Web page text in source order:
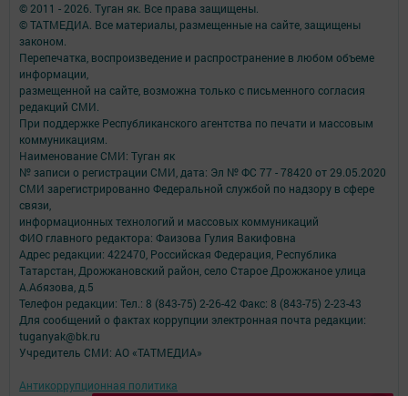
© 2011 - 2026. Туган як. Все права защищены.
© ТАТМЕДИА. Все материалы, размещенные на сайте, защищены
законом.
Перепечатка, воспроизведение и распространение в любом объеме
информации,
размещенной на сайте, возможна только с письменного согласия
редакций СМИ.
При поддержке Республиканского агентства по печати и массовым
коммуникациям.
Наименование СМИ: Туган як
№ записи о регистрации СМИ, дата: Эл № ФС 77 - 78420 от 29.05.2020
СМИ зарегистрированно Федеральной службой по надзору в сфере
связи,
информационных технологий и массовых коммуникаций
ФИО главного редактора: Фаизова Гулия Вакифовна
Адрес редакции: 422470, Российская Федерация, Республика
Татарстан, Дрожжановский район, село Старое Дрожжаное улица
А.Абязова, д.5
Телефон редакции: Тел.: 8 (843-75) 2-26-42 Факс: 8 (843-75) 2-23-43
Для сообщений о фактах коррупции электронная почта редакции:
tuganyak@bk.ru
Учредитель СМИ: АО «ТАТМЕДИА»
Антикоррупционная политика